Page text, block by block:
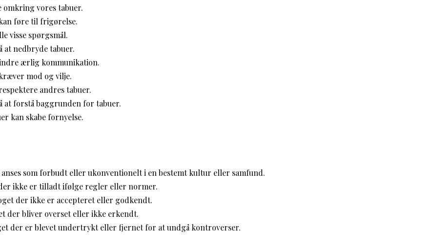
omkring vores tabuer.
føre til frigørelse.
visse spørgsmål.
at nedbryde tabuer.
ærlig kommunikation.
mod og vilje.
andres tabuer.
at forstå baggrunden for tabuer.
kan skabe fornyelse.
som forbudt eller ukonventionelt i en bestemt kultur eller samfund.
ikke er tilladt ifølge regler eller normer.
der ikke er accepteret eller godkendt.
der bliver overset eller ikke erkendt.
der er blevet undertrykt eller fjernet for at undgå kontroverser.